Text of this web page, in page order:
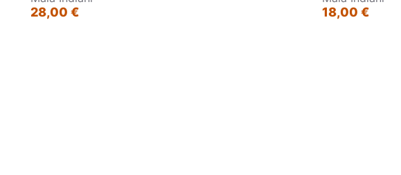
28,00 € 18,00 €